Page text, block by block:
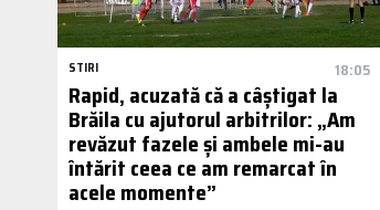
STIRI 18:05
Rapid, acuzată că a câștigat la
Brăila cu ajutorul arbitrilor: „Am
revăzut fazele și ambele mi-au
întărit ceea ce am remarcat în
acele momente”